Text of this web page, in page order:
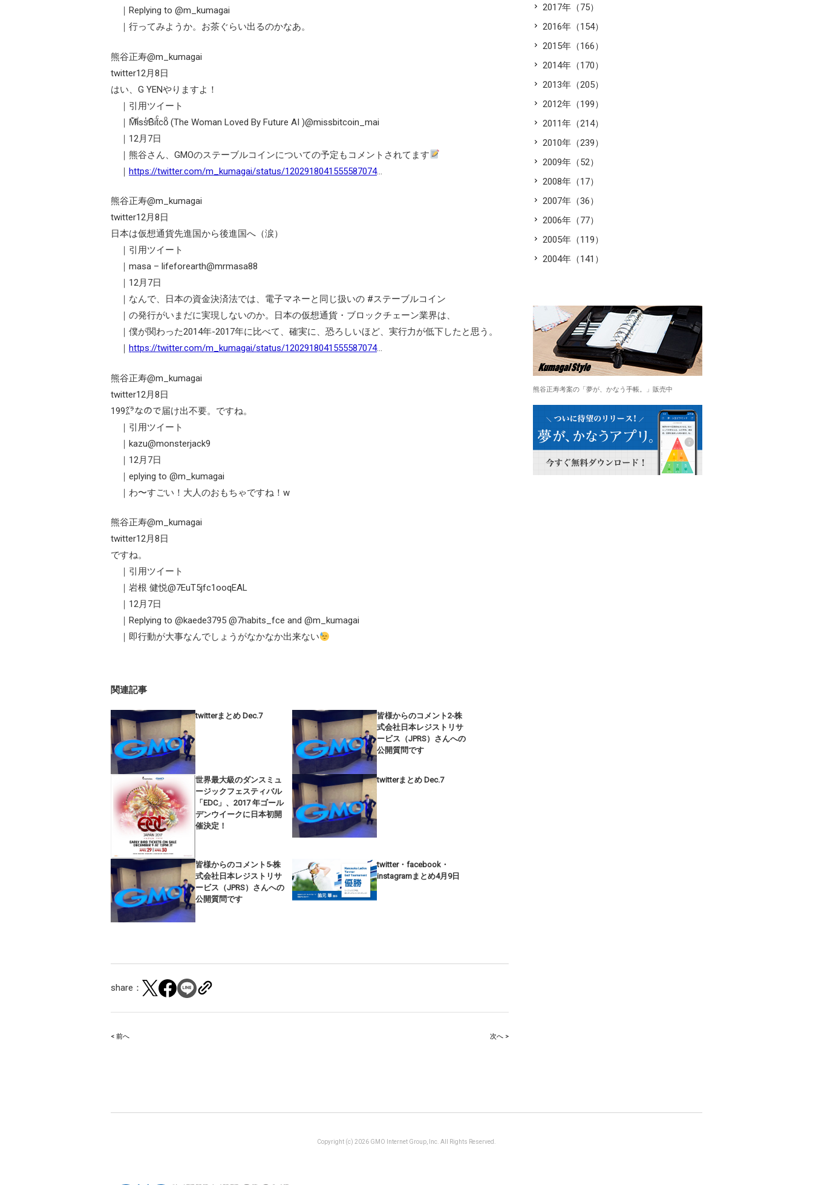
｜Replying to @m_kumagai
｜行ってみようか。お茶ぐらい出るのかなあ。
熊谷正寿@m_kumagai
twitter12月8日
はい、G YENやりますよ！
｜引用ツイート
｜M͊ͣ̐i͗ss̔ͬB̄itͨcoͦ (The Woman Loved By Future AI )@missbitcoin_mai
｜12月7日
｜熊谷さん、GMOのステーブルコインについての予定もコメントされてます
｜ https://twitter.com/m_kumagai/status/1202918041555587074…
熊谷正寿@m_kumagai
twitter12月8日
日本は仮想通貨先進国から後進国へ（涙）
｜引用ツイート
｜masa – lifeforearth@mrmasa88
｜12月7日
｜なんで、日本の資金決済法では、電子マネーと同じ扱いの #ステーブルコイン
｜の発行がいまだに実現しないのか。日本の仮想通貨・ブロックチェーン業界は、
｜僕が関わった2014年-2017年に比べて、確実に、恐ろしいほど、実行力が低下したと思う。
｜ https://twitter.com/m_kumagai/status/1202918041555587074…
熊谷正寿@m_kumagai
twitter12月8日
199㌘なので届け出不要。ですね。
｜引用ツイート
｜kazu@monsterjack9
｜12月7日
｜eplying to @m_kumagai
｜わ〜すごい！大人のおもちゃですね！w
熊谷正寿@m_kumagai
twitter12月8日
ですね。
｜引用ツイート
｜岩根 健悦@7EuT5jfc1ooqEAL
｜12月7日
｜Replying to @kaede3795 @7habits_fce and @m_kumagai
｜即行動が大事なんでしょうがなかなか出来ない
関連記事
twitterまとめ Dec.7
皆様からのコメント2-株
式会社日本レジストリサ
ービス（JPRS）さんへの
公開質問です
世界最大級のダンスミュ
ージックフェスティバル
「EDC」、2017 年ゴール
デンウイークに日本初開
催決定！
twitterまとめ Dec.7
皆様からのコメント5-株
式会社日本レジストリサ
ービス（JPRS）さんへの
公開質問です
twitter・facebook・
instagramまとめ4月9日
share：
Post
< 前へ 次へ >
2017年（75）
2016年（154）
2015年（166）
2014年（170）
2013年（205）
2012年（199）
2011年（214）
2010年（239）
2009年（52）
2008年（17）
2007年（36）
2006年（77）
2005年（119）
2004年（141）
熊谷正寿考案の「夢が、かなう手帳。」販売中
Copyright (c) 2026 GMO Internet Group, Inc. All Rights Reserved.